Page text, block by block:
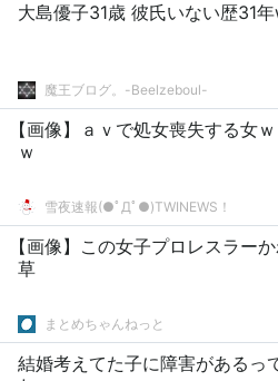
大島優子31歳 彼氏いない歴31
魔王ブログ。-Beelzeboul-
【画像】ａｖで処女喪失する女
ｗ
雪夜速報(●ﾟДﾟ●)TWINEWS！
【画像】この女子プロレスラー
草
まとめちゃんねっと
結婚考えてた子に障害があるっ